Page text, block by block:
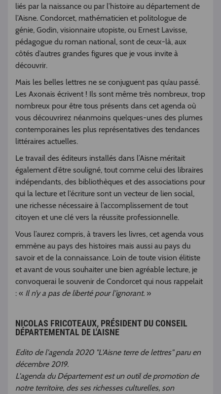
liés par la naissance ou par l’histoire au département de
l’Aisne. Condorcet, mathématicien et politologue de
génie, Godin, visionnaire utopiste, ou Ernest Lavisse,
pédagogue du roman national, sont de ceux-là, aux
côtés d’autres grandes figures que je vous invite à
découvrir.
Mais les belles lettres ne se conjuguent pas qu’au passé.
Les Axonais écrivent ! Ils sont même très nombreux, trop
nombreux pour être tous présents dans cet agenda où
vous découvrirez néanmoins quelques-unes des plumes
contemporaines les plus représentatives des tendances
littéraires actuelles.
Le travail des éditeurs installés dans l’Aisne méritait
également d’être souligné, tout comme celui des libraires
indépendants, des bibliothèques et des associations pour
qui la lecture et l’écriture sont un vecteur de lien social,
une richesse nécessaire à l’accomplissement de tout
citoyen et une clé vers la réussite professionnelle.
Vous l’aurez compris, à travers les livres, cet agenda vous
emmène au pays des histoires mais aussi au pays du
savoir et de la connaissance. Loin de toute vision élitiste
et avant de vous souhaiter une bien agréable lecture, je
convoquerai le souvenir de Condorcet qui nous rappelait
: « Il n’y a pas de liberté pour l’ignorant. »
NICOLAS FRICOTEAUX, PRÉSIDENT DU CONSEIL
DÉPARTEMENTAL DE L'AISNE
Edito de l'agenda 2020 "L'Aisne terre de lettres" paru en
décembre 2019.
L'agenda du Département est un outil de promotion de
notre territoire, des ses richesses culturelles, son